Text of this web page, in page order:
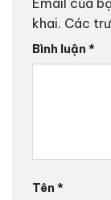
Email của
khai. Các
Bình luận *
Tên *